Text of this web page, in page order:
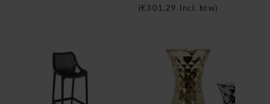
(€301,29 Incl. btw)